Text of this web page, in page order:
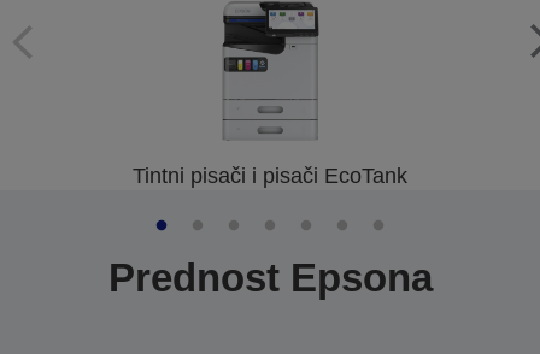
Tintni pisači i pisači EcoTank
Prednost Epsona